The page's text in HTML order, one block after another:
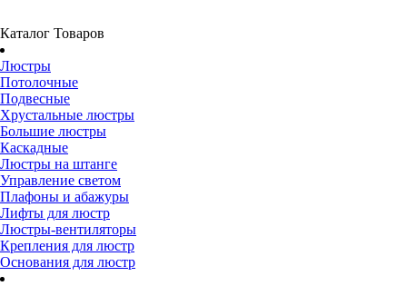
Каталог Товаров
Люстры
Потолочные
Подвесные
Хрустальные люстры
Большие люстры
Каскадные
Люстры на штанге
Управление светом
Плафоны и абажуры
Лифты для люстр
Люстры-вентиляторы
Крепления для люстр
Основания для люстр